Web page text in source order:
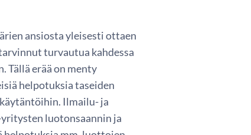
ansiosta yleisesti ottaen
turvautua kahdessa
Tällä erää on menty
helpotuksia taseiden
Ilmailu- ja
luotonsaannin ja